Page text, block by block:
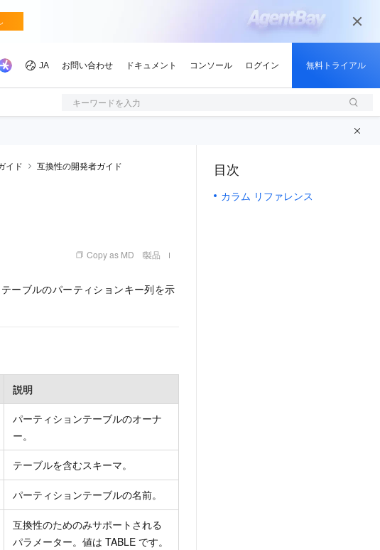
キーワードを入力
イド
互換性の開発者ガイド
Copy as MD 製品
ーブルのパーティションキー列を示
説明
パーティションテーブルのオーナ
ー。
テーブルを含むスキーマ。
パーティションテーブルの名前。
互換性のためのみサポートされる
パラメーター。値は TABLE です。
目次
カラム リファレンス